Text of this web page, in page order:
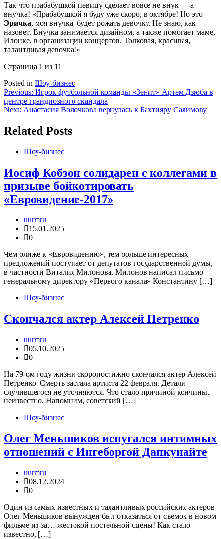
Так что прабабушкой певицу сделает вовсе не внук — а
внучка! «Прабабушкой я буду уже скоро, в октябре! Но это
Эричка, моя внучка, будет рожать девочку. Не знаю, как
назовет. Внучка занимается дизайном, а также помогает маме,
Илонке, в организации концертов. Толковая, красивая,
талантливая девочка!»
Страница 1 из 11
Posted in Шоу-бизнес
Навигация
по
Previous: Игрок футбольной команды «Зенит» Артем Дзюба в
центре грандиозного скандала
Next: Анастасия Волочкова вернулась к Бахтияру Салимову
Related Posts
Шоу-бизнес
Иосиф Кобзон солидарен с коллегами в
призыве бойкотировать
«Евровидение-2017»
uurmru
15.01.2025
0
Чем ближе к «Евровидению», тем больше интересных
предложений поступает от депутатов государственной думы,
в частности Виталия Милонова. Милонов написал письмо
генеральному директору «Первого канала» Константину […]
Шоу-бизнес
Скончался актер Алексей Петренко
uurmru
05.10.2025
0
На 79-ом году жизни скоропостижно скончался актер Алексей
Петренко. Смерть застала артиста 22 февраля. Детали
случившегося не уточняются. Что стало причиной кончины,
неизвестно. Напомним, советский […]
Шоу-бизнес
Олег Меньшиков испугался интимных
отношений с Ингеборгой Дапкунайте
uurmru
08.12.2024
0
Один из самых известных и талантливых российских актеров
Олег Меньшиков вынужден был отказаться от съемок в новом
фильме из-за… жестокой постельной сцены! Как стало
известно, […]